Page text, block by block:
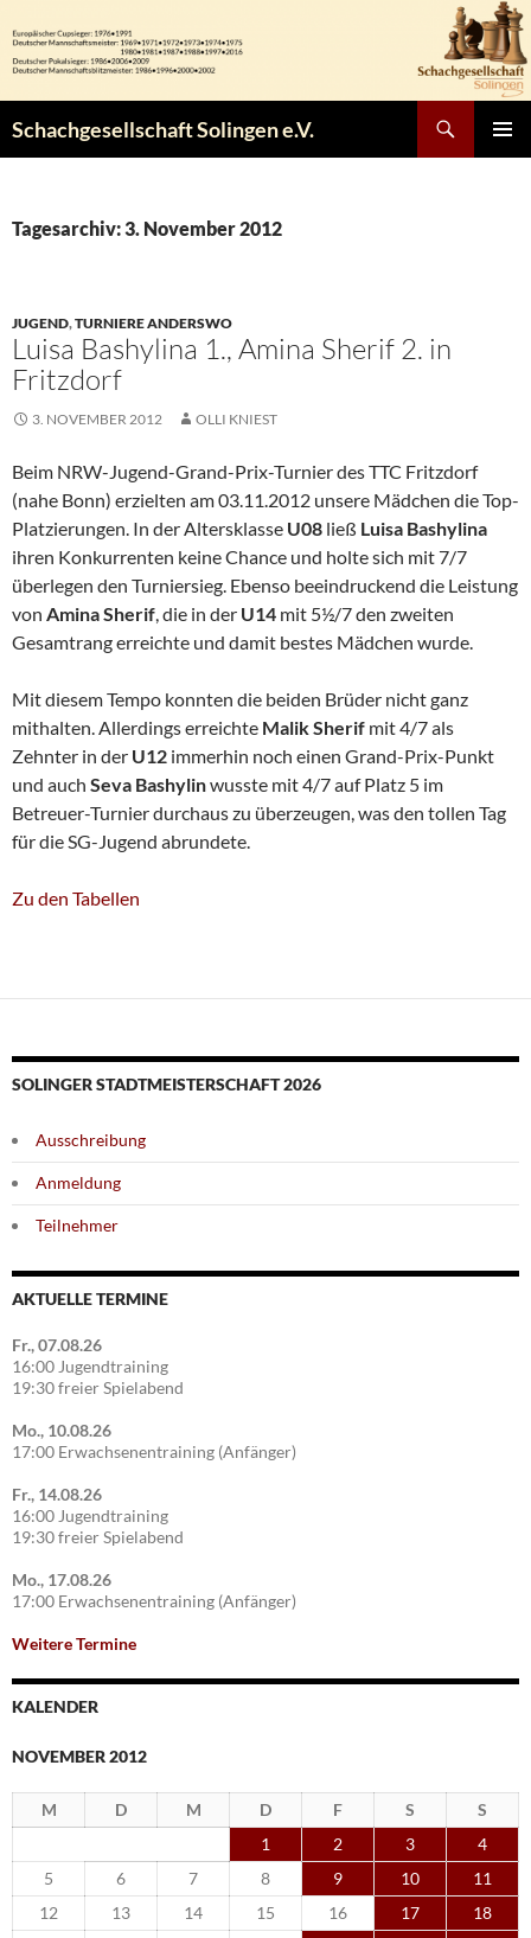
Inhalt
springen
Schachgesellschaft Solingen e.V.
Tagesarchiv: 3. November 2012
JUGEND,TURNIERE ANDERSWO
Luisa Bashylina 1., Amina Sherif 2. in
Fritzdorf
3. NOVEMBER 2012 OLLI KNIEST
Beim NRW-Jugend-Grand-Prix-Turnier des TTC Fritzdorf
(nahe Bonn) erzielten am 03.11.2012 unsere Mädchen die Top-
Platzierungen. In der Altersklasse U08 ließ Luisa Bashylina
ihren Konkurrenten keine Chance und holte sich mit 7/7
überlegen den Turniersieg. Ebenso beeindruckend die Leistung
von Amina Sherif, die in der U14 mit 5½/7 den zweiten
Gesamtrang erreichte und damit bestes Mädchen wurde.
Mit diesem Tempo konnten die beiden Brüder nicht ganz
mithalten. Allerdings erreichte Malik Sherif mit 4/7 als
Zehnter in der U12 immerhin noch einen Grand-Prix-Punkt
und auch Seva Bashylinwusste mit 4/7 auf Platz 5 im
Betreuer-Turnier durchaus zu überzeugen, was den tollen Tag
für die SG-Jugend abrundete.
Zu den Tabellen
SOLINGER STADTMEISTERSCHAFT 2026
Ausschreibung
Anmeldung
Teilnehmer
AKTUELLE TERMINE
Fr., 07.08.26
16:00 Jugendtraining
19:30 freier Spielabend
Mo., 10.08.26
17:00 Erwachsenentraining (Anfänger)
Fr., 14.08.26
16:00 Jugendtraining
19:30 freier Spielabend
Mo., 17.08.26
17:00 Erwachsenentraining (Anfänger)
Weitere Termine
KALENDER
NOVEMBER 2012
M D M D F S
S
1
2 3
4
5
6 7 8 9 10
11
12
13 14 15 16 17
18